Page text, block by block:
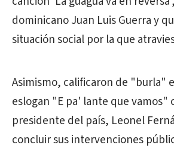
dominicano Juan Luis Guerra y
situación social por la que
Asimismo, calificaron de "burla"
eslogan "E pa' lante que vamos"
presidente del país, Leonel
concluir sus intervenciones